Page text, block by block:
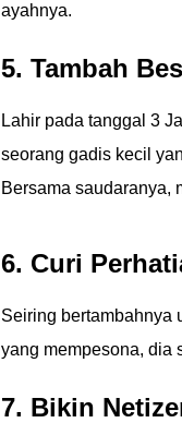
ayahnya.
5. Tambah
Lahir pada tanggal 3
seorang gadis kecil
Bersama saudaranya,
6. Curi
Seiring bertambahnya
yang mempesona, dia
7. Bikin